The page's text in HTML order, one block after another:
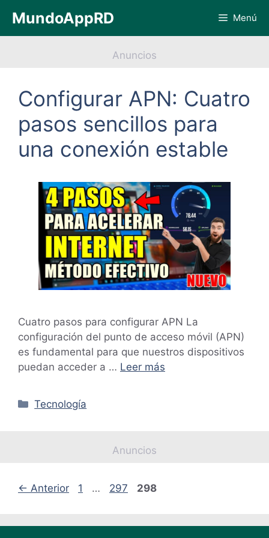
contenido
MundoAppRD Menú
Anuncios
Configurar APN: Cuatro
pasos sencillos para
una conexión estable
Cuatro pasos para configurar APN La
configuración del punto de acceso móvil (APN)
es fundamental para que nuestros dispositivos
puedan acceder a … Leer más
Categorías
Tecnología
Anuncios
← Anterior Página
1 … Página
297 Página
298